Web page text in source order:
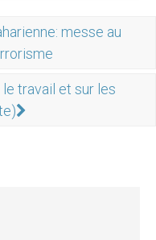
messe au
travail et sur les